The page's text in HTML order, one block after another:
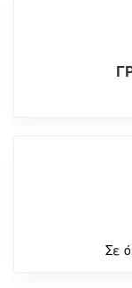
Σε